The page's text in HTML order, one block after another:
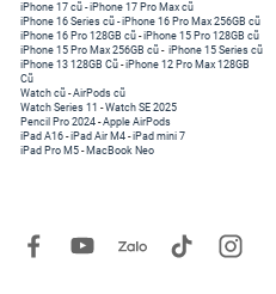
iPhone 17 cũ -iPhone 17 Pro Max cũ
iPhone 16 Series cũ - iPhone 16 Pro Max 256GB cũ
iPhone 16 Pro 128GB cũ -iPhone 15 Pro 128GB cũ
iPhone 15 Pro Max 256GB cũ - iPhone 15 Series cũ
iPhone 13 128GB Cũ -iPhone 12 Pro Max 128GB
Cũ
Watch cũ -AirPods cũ
Watch Series 11 -Watch SE 2025
Pencil Pro 2024 -Apple AirPods
iPad A16 -iPad Air M4 -iPad mini 7
iPad Pro M5 - MacBook Neo